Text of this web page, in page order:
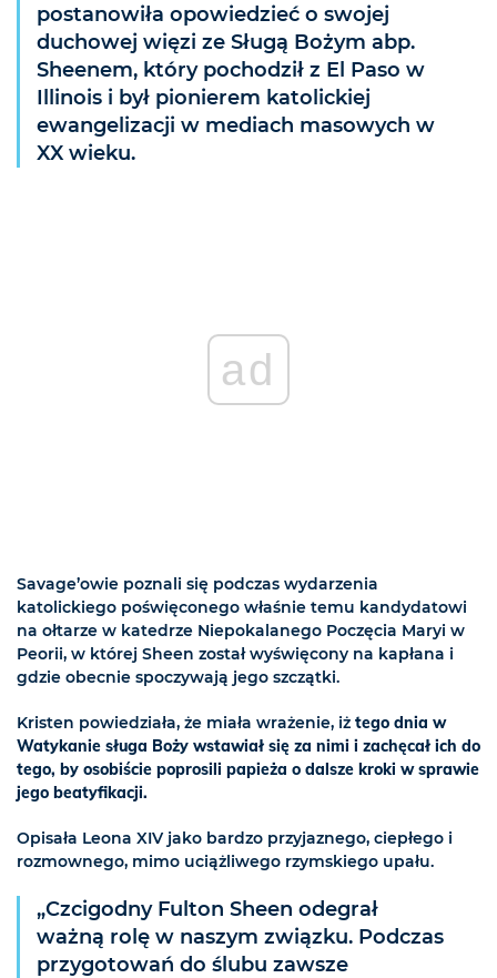
postanowiła opowiedzieć o swojej
duchowej więzi ze Sługą Bożym abp.
Sheenem, który pochodził z El Paso w
Illinois i był pionierem katolickiej
ewangelizacji w mediach masowych w
XX wieku.
ad
Savage’owie poznali się podczas wydarzenia
katolickiego poświęconego właśnie temu kandydatowi
na ołtarze w katedrze Niepokalanego Poczęcia Maryi w
Peorii, w której Sheen został wyświęcony na kapłana i
gdzie obecnie spoczywają jego szczątki.
Kristen powiedziała, że miała wrażenie, iż tego dnia w
Watykanie sługa Boży wstawiał się za nimi i zachęcał ich do
tego, by osobiście poprosili papieża o dalsze kroki w sprawie
jego beatyfikacji.
Opisała Leona XIV jako bardzo przyjaznego, ciepłego i
rozmownego, mimo uciążliwego rzymskiego upału.
„Czcigodny Fulton Sheen odegrał
ważną rolę w naszym związku. Podczas
przygotowań do ślubu zawsze